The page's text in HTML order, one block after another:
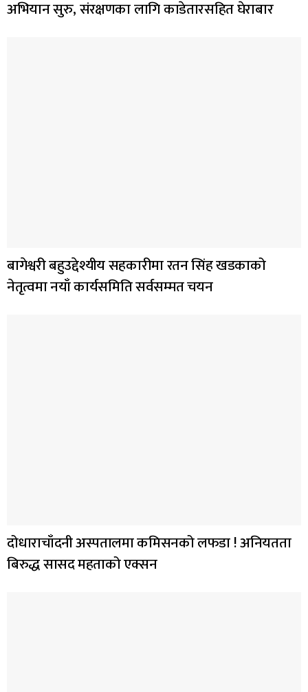
अभियान सुरु, संरक्षणका लागि काडेतारसहित घेराबार
बागेश्वरी बहुउद्देश्यीय सहकारीमा रतन सिंह खडकाको
नेतृत्वमा नयाँ कार्यसमिति सर्वसम्मत चयन
दोधाराचाँदनी अस्पतालमा कमिसनको लफडा ! अनियतता
बिरुद्ध सासद महताको एक्सन